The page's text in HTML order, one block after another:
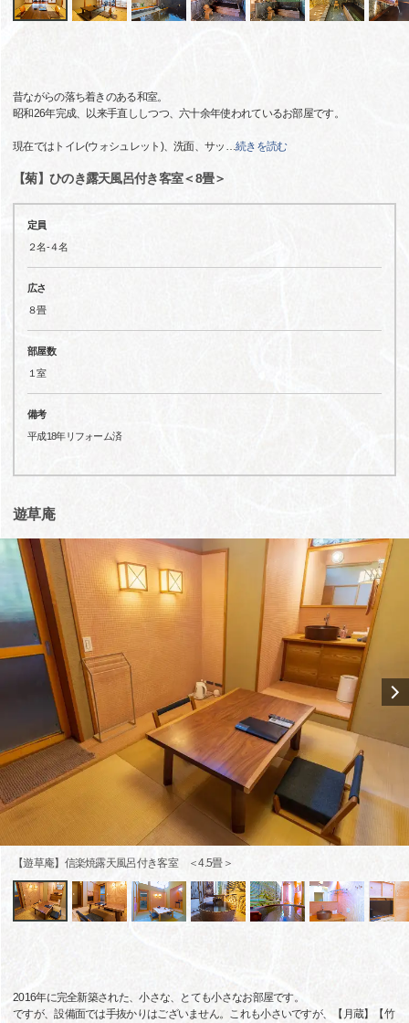
昔ながらの落ち着きのある和室。
昭和26年完成、以来手直ししつつ、六十余年使われているお部屋です。
現在ではトイレ(ウォシュレット)、洗面、サッ …続きを読む
【菊】ひのき露天風呂付き客室＜8畳＞
定員
２名-４名
広さ
８畳
部屋数
１室
備考
平成18年リフォーム済
遊草庵
【遊草庵】信楽焼露天風呂付き客室 ＜4.5畳＞
2016年に完全新築された、小さな、とても小さなお部屋です。
ですが、設備面では手抜かりはございません。これも小さいですが、【月蔵】【竹